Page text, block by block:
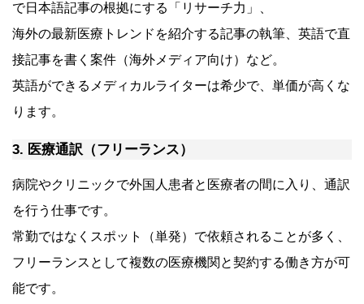
で日本語記事の根拠にする「リサーチ力」、
海外の最新医療トレンドを紹介する記事の執筆、英語で直
接記事を書く案件（海外メディア向け）など。
英語ができるメディカルライターは希少で、単価が高くな
ります。
3. 医療通訳（フリーランス）
病院やクリニックで外国人患者と医療者の間に入り、通訳
を行う仕事です。
常勤ではなくスポット（単発）で依頼されることが多く、
フリーランスとして複数の医療機関と契約する働き方が可
能です。